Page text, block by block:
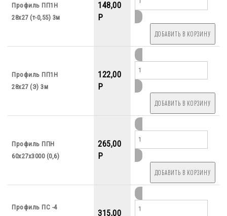
Профиль ПП1Н
28х27 (т-0,55) 3м
148,00
P
Профиль ПП1Н
28х27 (Э) 3м
122,00
P
Профиль ППН
60х27х3000 (0,6)
265,00
P
Профиль ПС -4
315,00